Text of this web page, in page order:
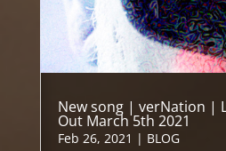
New song | verNation |
Out March 5th 2021
Feb 26, 2021 | BLOG